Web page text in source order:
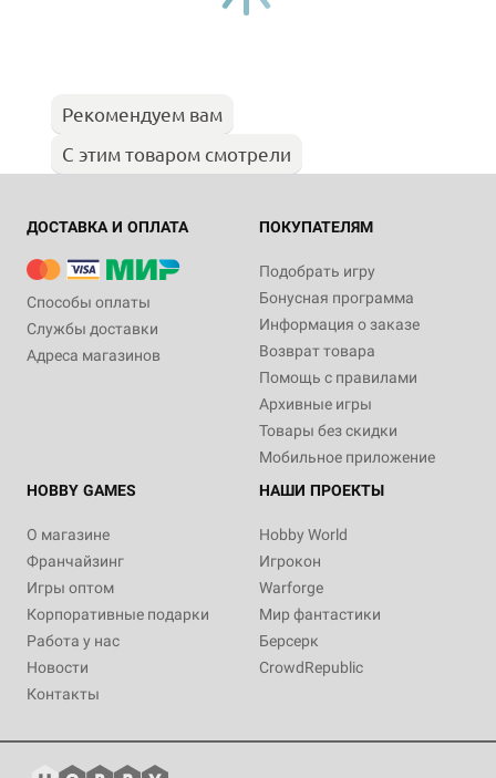
Рекомендуем вам
С этим товаром смотрели
ДОСТАВКА И ОПЛАТА
Способы оплаты
Службы доставки
Адреса магазинов
ПОКУПАТЕЛЯМ
Подобрать игру
Бонусная программа
Информация о заказе
Возврат товара
Помощь с правилами
Архивные игры
Товары без скидки
Мобильное приложение
HOBBY GAMES
О магазине
Франчайзинг
Игры оптом
Корпоративные подарки
Работа у нас
Новости
Контакты
НАШИ ПРОЕКТЫ
Hobby World
Игрокон
Warforge
Мир фантастики
Берсерк
CrowdRepublic